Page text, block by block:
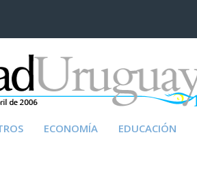
ECONOMÍA EDUCACIÓN